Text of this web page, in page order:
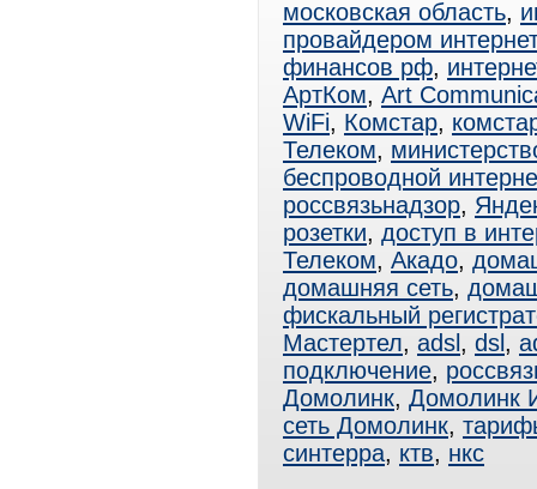
московская область,
провайдером
финансов рф,
АртКом, Art
WiFi, Комстар,
Телеком,
беспроводной
россвязьнадзор,
розетки, доступ в
Телеком, Акадо,
домашняя сеть,
фискальный
Мастертел, adsl , dsl ,
подключение,
Домолинк, Домолинк
сеть Домолинк,
синтерра, ктв, нкс